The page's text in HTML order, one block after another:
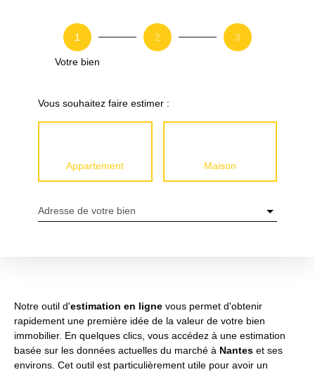
1
Votre bien
2 3
Vous souhaitez faire estimer :
Appartement Maison
Adresse de votre bien
Notre outil d'estimation en ligne vous permet d'obtenir
rapidement une première idée de la valeur de votre bien
immobilier. En quelques clics, vous accédez à une estimation
basée sur les données actuelles du marché à Nantes et ses
environs. Cet outil est particulièrement utile pour avoir un